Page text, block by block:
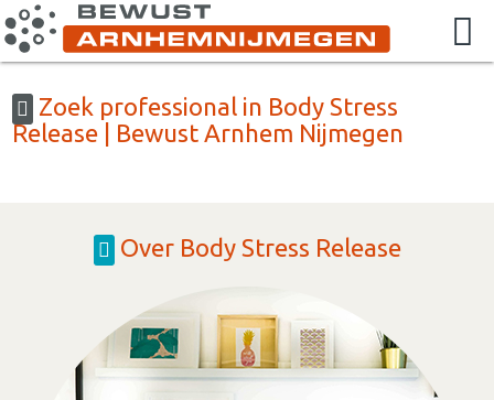
Zoek professional in Body Stress
Release | Bewust Arnhem Nijmegen
Over Body Stress Release